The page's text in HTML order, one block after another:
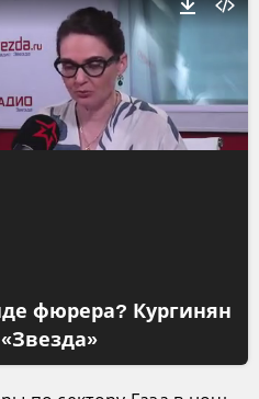
фюрера? Кургинян